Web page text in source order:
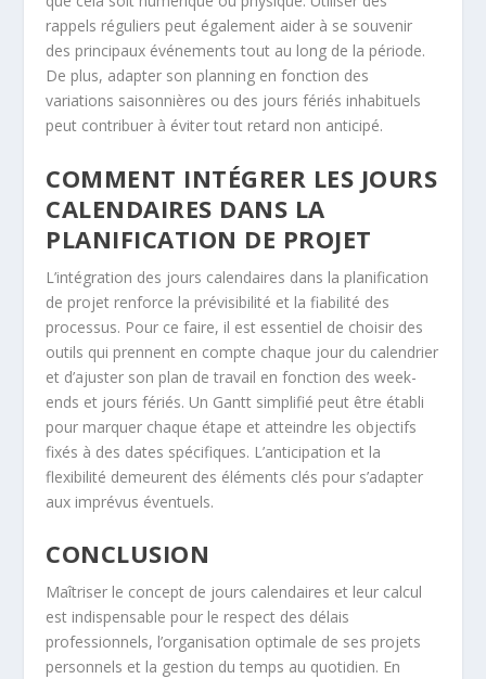
rappels réguliers peut également aider à se souvenir
des principaux événements tout au long de la période.
De plus, adapter son planning en fonction des
variations saisonnières ou des jours fériés inhabituels
peut contribuer à éviter tout retard non anticipé.
COMMENT INTÉGRER LES JOURS
CALENDAIRES DANS LA
PLANIFICATION DE PROJET
L’intégration des jours calendaires dans la planification
de projet renforce la prévisibilité et la fiabilité des
processus. Pour ce faire, il est essentiel de choisir des
outils qui prennent en compte chaque jour du calendrier
et d’ajuster son plan de travail en fonction des week-
ends et jours fériés. Un Gantt simplifié peut être établi
pour marquer chaque étape et atteindre les objectifs
fixés à des dates spécifiques. L’anticipation et la
flexibilité demeurent des éléments clés pour s’adapter
aux imprévus éventuels.
CONCLUSION
Maîtriser le concept de jours calendaires et leur calcul
est indispensable pour le respect des délais
professionnels, l’organisation optimale de ses projets
personnels et la gestion du temps au quotidien. En